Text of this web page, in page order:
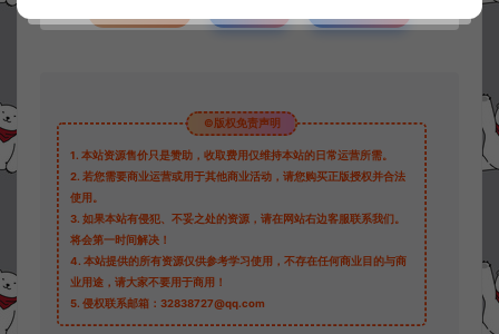
©版权免责声明
1. 本站资源售价只是赞助，收取费用仅维持本站的日常运营所需。
2. 若您需要商业运营或用于其他商业活动，请您购买正版授权并合法
使用。
3. 如果本站有侵犯、不妥之处的资源，请在网站右边客服联系我们。
将会第一时间解决！
4. 本站提供的所有资源仅供参考学习使用，不存在任何商业目的与商
业用途，请大家不要用于商用！
5. 侵权联系邮箱：32838727@qq.com